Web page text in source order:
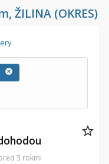
ŽILINA (OKRES)
cancel
3 rokmi